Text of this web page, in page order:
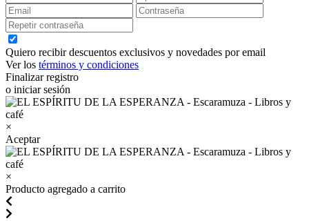
Quiero recibir descuentos exclusivos y novedades por email
Ver los términos y condiciones
Finalizar registro
o iniciar sesión
×
Aceptar
×
Producto agregado a carrito